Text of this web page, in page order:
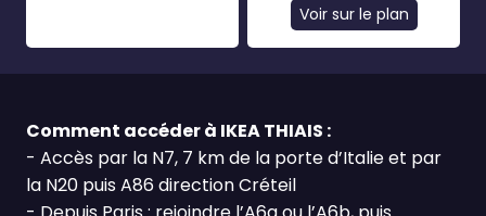
Voir sur le plan
Comment accéder à IKEA THIAIS :
- Accès par la N7, 7 km de la porte d’Italie et par
la N20 puis A86 direction Créteil